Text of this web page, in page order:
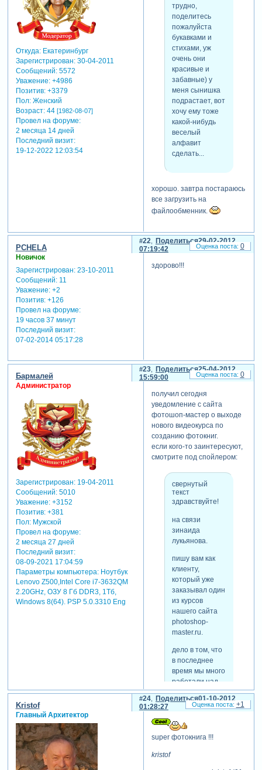
Откуда:Екатеринбург
Зарегистрирован: 30-04-2011
Сообщений:5572
Уважение: +4986
Позитив: +3379
Пол:Женский
Возраст:44 [1982-08-07]
Провел на форуме:
2 месяца 14 дней
Последний визит:
19-12-2022 12:03:54
трудно,
поделитесь
пожалуйста
букавками и
стихами, уж
очень они
красивые и
забавные) у
меня сынишка
подрастает, вот
хочу ему тоже
какой-нибудь
веселый
алфавит
сделать...
хорошо. завтра постараюсь
все загрузить на
файлообменник.
Поделиться
22
29-02-2012
07:19:42
PCHELA
Новичок
Зарегистрирован: 23-10-2011
Сообщений:11
Уважение: +2
Позитив: +126
Провел на форуме:
19 часов 37 минут
Последний визит:
07-02-2014 05:17:28
здорово!!!
0
Поделиться
23
25-04-2012
15:59:00
Бармалей
Администратор
Зарегистрирован: 19-04-2011
Сообщений:5010
Уважение: +3152
Позитив: +381
Пол:Мужской
Провел на форуме:
2 месяца 27 дней
Последний визит:
08-09-2021 17:04:59
Параметры компьютера:Ноутбук
Lenovo Z500,Intel Core i7-3632QM
2.20GHz, ОЗУ 8 Гб DDR3, 1Тб,
Windows 8(64). PSP 5.0.3310 Eng
получил сегодня
уведомление с сайта
фотошоп-мастер о выходе
нового видеокурса по
созданию фотокниг.
если кого-то заинтересуют,
смотрите под спойлером:
свернутый
текст
здравствуйте!
на связи
зинаида
лукьянова.
пишу вам как
клиенту,
который уже
заказывал один
из курсов
нашего сайта
photoshop-
master.ru.
дело в том, что
в последнее
время мы много
работали над
темой
фотокниг.
фотокниги —
это самый
современный,
0
Поделиться
24
01-10-2012
01:28:27
Kristof
Главный Архитектор
super фотокнига !!!
kristof
+1